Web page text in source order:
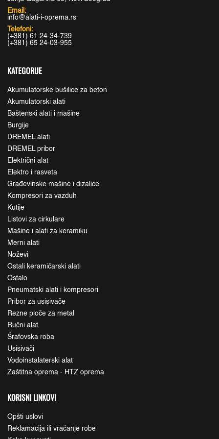
Email:
info@alati-i-oprema.rs
Telefoni:
(+381) 61 24-34-739
(+381) 65 24-03-955
KATEGORIJE
Akumulatorske bušilice za beton
Akumulatorski alati
Baštenski alati i mašine
Burgije
DREMEL alati
DREMEL pribor
Električni alat
Elektro i rasveta
Građevinske mašine i dizalice
Kompresori za vazduh
Kutije
Listovi za cirkulare
Mašine i alati za keramiku
Merni alati
Noževi
Ostali keramičarski alati
Ostalo
Pneumatski alati i kompresori
Pribor za usisivače
Rezne ploče za metal
Ručni alat
Šrafovska roba
Usisivači
Vodoinstalaterski alat
Zaštitna oprema - HTZ oprema
KORISNI LINKOVI
Opšti uslovi
Reklamacija ili vraćanje robe